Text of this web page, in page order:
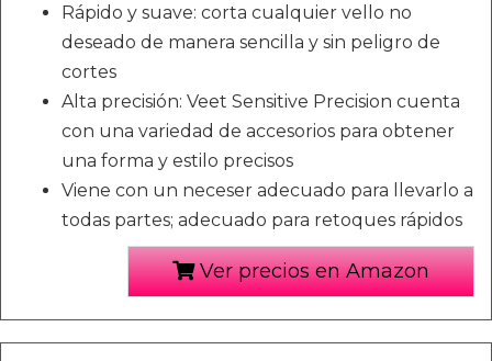
Rápido y suave: corta cualquier vello no
deseado de manera sencilla y sin peligro de
cortes
Alta precisión: Veet Sensitive Precision cuenta
con una variedad de accesorios para obtener
una forma y estilo precisos
Viene con un neceser adecuado para llevarlo a
todas partes; adecuado para retoques rápidos
Ver precios en Amazon